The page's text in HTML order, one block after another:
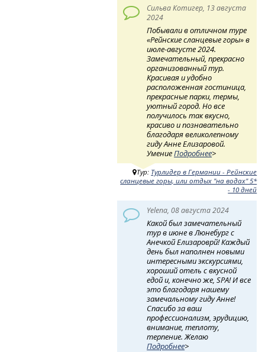
Сильва Котигер, 13 августа
2024
Побывали в отличном туре
«Рейнские сланцевые горы» в
июле-августе 2024.
Замечательный, прекрасно
организованный тур.
Красивая и удобно
расположенная гостиница,
прекрасные парки, термы,
уютный город. Но все
получилось так вкусно,
красиво и познавательно
благодаря великолепному
гиду Анне Елизаровой.
УмениеПодробнее>
Тур: Турлидер в Германии - Рейнские
сланцевые горы, или отдых "на водах" 5*
- 10 дней
Yelena, 08 августа 2024
Какой был замечательный
тур в июне в Люнебург с
Анечкой Елизароврй! Каждый
день был наполнен новыми
интересными экскурсиями,
хороший отель с вкусной
едой и, конечно жe, SРА! И все
это благодаря нашему
замечальному гиду Анне!
Спасибо за ваш
профессионализм, эрудицию,
внимание, теплоту,
терпение. Желаю
Подробнее>